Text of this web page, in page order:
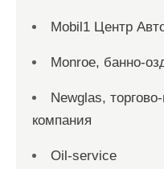
Mobil1 Центр
Monroe, банно-
Newglas,
компания
Oil-service